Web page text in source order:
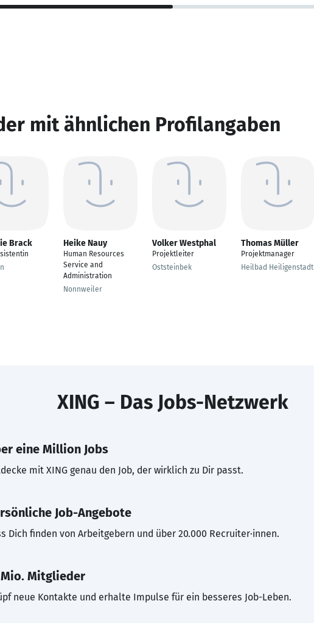
mit ähnlichen Profilangaben
Brack Heike Nauy
Human Resources
Service and
Administration
Nonnweiler
Volker Westphal
Projektleiter
Oststeinbek
Thomas Müller
Projektmanager
Heilbad Heiligenstadt
XING – Das Jobs-Netzwerk
eine Million Jobs
mit XING genau den Job, der wirklich zu Dir passt.
Job-Angebote
Dich finden von Arbeitgebern und über 20.000 Recruiter·innen.
Mio. Mitglieder
neue Kontakte und erhalte Impulse für ein besseres Job-Leben.